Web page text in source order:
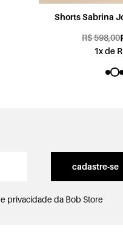
Shorts Sabrina
R$ 598,00
1x de
cadastre-se
privacidadeda Bob Store